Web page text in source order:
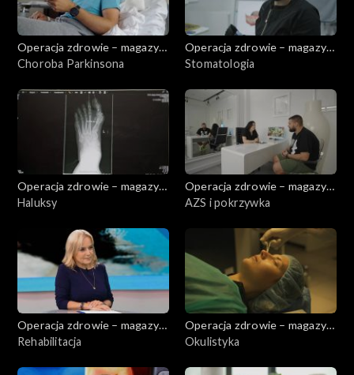
Operacja zdrowie – magazyn
medyczny
Choroba Parkinsona
Operacja zdrowie – magazyn
medyczny
Stomatologia
Operacja zdrowie – magazyn
medyczny
Haluksy
Operacja zdrowie – magazyn
medyczny
AZS i pokrzywka
Operacja zdrowie – magazyn
medyczny
Rehabilitacja
Operacja zdrowie – magazyn
medyczny
Okulistyka